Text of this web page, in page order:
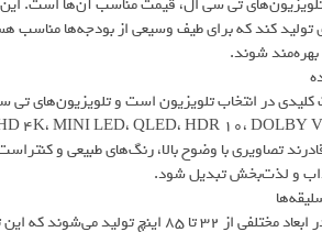
کند که برای طیف وسیعی از بودجه‌ها مناسب
شوند.
در انتخاب تلویزیون است و تلویزیون‌های
تصاویری با وضوح بالا، رنگ‌های طبیعی و
و لذت‌بخش تبدیل شود.